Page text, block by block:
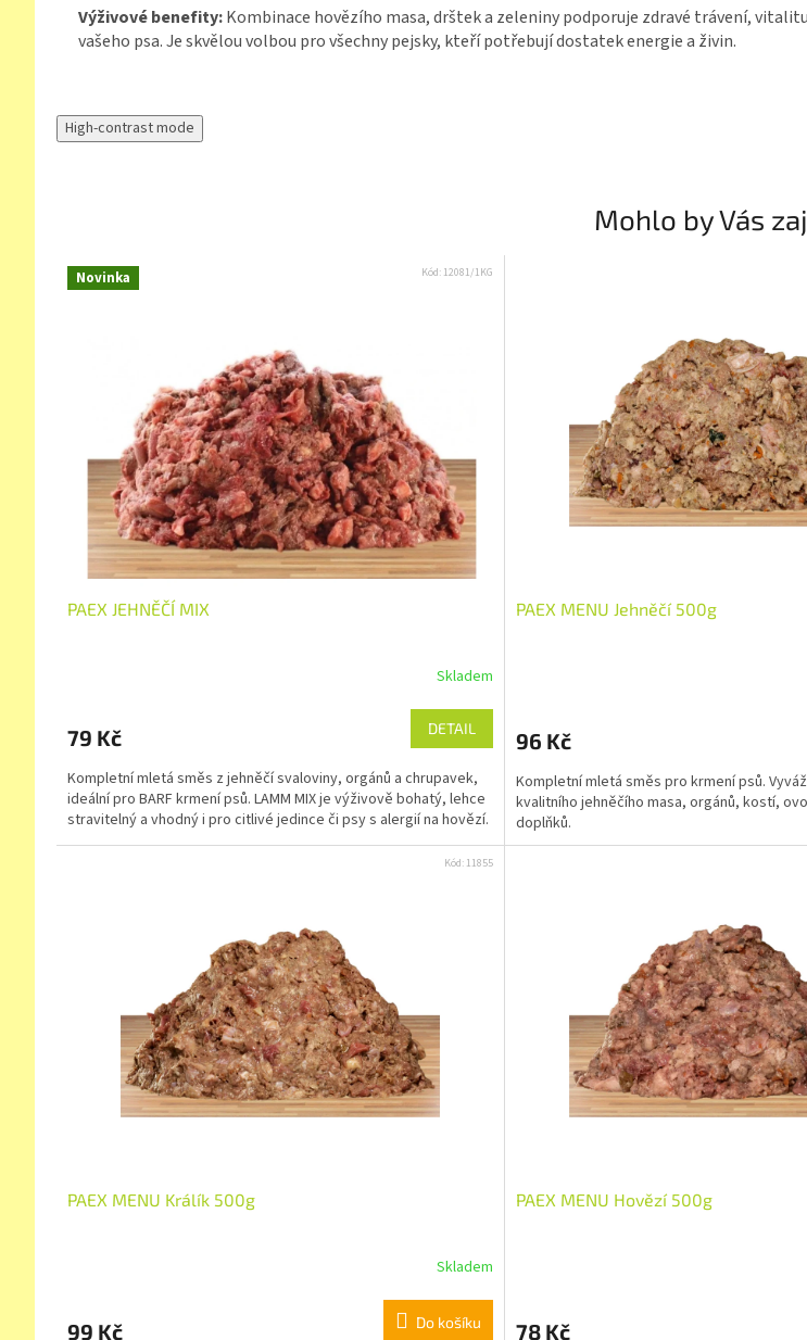
Výživové benefity:Kombinace hovězího masa, drštek a zeleninypodporuje zdravé trávení,
vašeho psa. Jeskvělou volbou pro všechny pejsky, kteří potřebují dostatek energie a živin.
High-contrast mode
Mohlo by Vás
Novinka
PAEX JEHNĚČÍ MIX
Skladem
79 Kč DETAIL
Kompletní mletá směs z jehněčí svaloviny, orgánů a chrupavek,
ideální pro BARF krmení psů. LAMM MIX je výživově bohatý, lehce
stravitelný a vhodný i pro citlivé jedince či psy s alergií na hovězí.
Kód: 12081/1KG
PAEX MENU Jehněčí 500g
96 Kč
Kompletní mletá směs pro krmení psů.
kvalitního jehněčího masa, orgánů, kostí,
doplňků.
PAEX MENU Králík 500g
Skladem
99 Kč Do košíku
Kód: 11855
PAEX MENU Hovězí 500g
78 Kč
Chci se přihlásit